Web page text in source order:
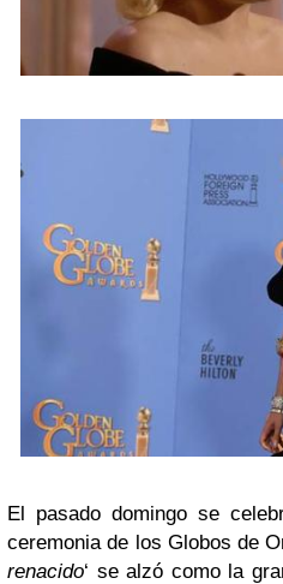
El pasado domingo se
ceremonia de los Globos de
renacido‘ se alzó como la